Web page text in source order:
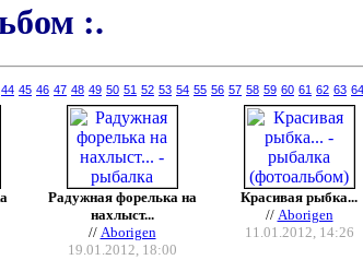
:.
44 45 46 47 48 49 50 51 52 53 54 55 56 57 58 59 60 61 62 63 64
Радужная форелька на
нахлыст...
// Aborigen
19.01.2012, 18:00
Красивая рыбка...
// Aborigen
11.01.2012, 14:26